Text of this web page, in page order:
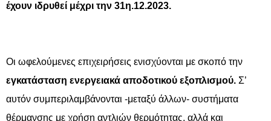
έχουν ιδρυθεί μέχρι την 31η.12.2023.
Οι ωφελούμενες επιχειρήσεις ενισχύονται με σκοπό την
εγκατάσταση ενεργειακά αποδοτικού εξοπλισμού. Σ’
αυτόν συμπεριλαμβάνονται -μεταξύ άλλων- συστήματα
θέρμανσης με χρήση αντλιών θερμότητας, αλλά και